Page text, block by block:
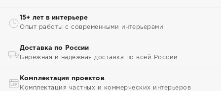
15+ лет в интерьере
Опыт работы с современными интерьерами
Доставка по России
Бережная и надежная доставка по всей России
Комплектация проектов
Комплектация частных и коммерческих интерьеров